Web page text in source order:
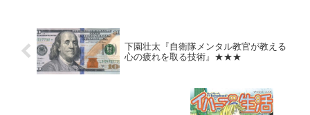
下園壮太『自衛隊メンタル教官が教える
心の疲れを取る技術』★★★